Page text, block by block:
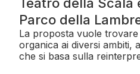
Parco della
La proposta vuole
organica ai diversi ambiti,
che si basa sulla